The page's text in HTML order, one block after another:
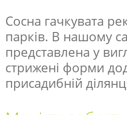
Сосна гачкувата
парків. В нашому
представлена у
стрижені форми
присадибній